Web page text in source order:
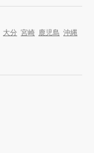
大分 宮崎 鹿児島 沖縄